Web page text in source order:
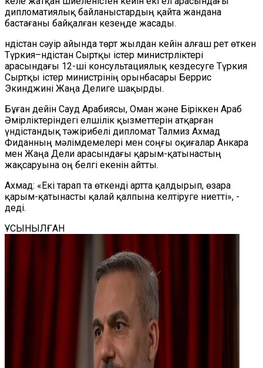
дипломатиялық байланыстардың қайта жандана
бастағаны байқалған кезеңде жасады.
Үндістан сәуір айында төрт жылдан кейін алғаш рет өткен
Түркия–Үндістан Сыртқы істер министрліктері
арасындағы 12-ші консультациялық кездесуге Түркия
Сыртқы істер министрінің орынбасары Беррис
Экинджині Жаңа Делиге шақырды.
Бұған дейін Сауд Арабиясы, Оман және Біріккен Араб
Әмірліктеріндегі елшілік қызметтерін атқарған
үндістандық тәжірибелі дипломат Талмиз Ахмад
Фиданның мәлімдемелері мен соңғы оқиғалар Анкара
мен Жаңа Дели арасындағы қарым-қатынастың
жақсаруына оң белгі екенін айтты.
Ахмад: «Екі тарап та өткенді артта қалдырып, өзара
қарым-қатынасты қалай қалпына келтіруге ниетті», -
деді.
ҰСЫНЫЛҒАН